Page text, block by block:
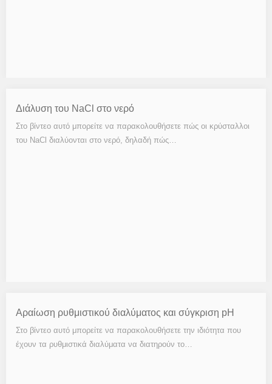
Διάλυση του NaCl στο νερό
Στο βίντεο αυτό μπορείτε να παρακολουθήσετε πώς οι κρύσταλλοι
του NaCl διαλύονται στο νερό, δηλαδή πώς…
Αραίωση ρυθμιστικού διαλύματος και σύγκριση pH
Στο βίντεο αυτό μπορείτε να παρακολουθήσετε την ιδιότητα που
έχουν τα ρυθμιστικά διαλύματα να διατηρούν το…